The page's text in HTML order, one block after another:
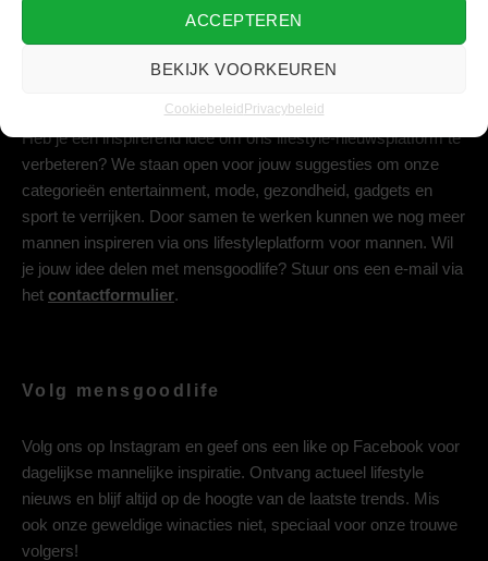
ACCEPTEREN
BEKIJK VOORKEUREN
Cookiebeleid Privacybeleid
Heb je een inspirerend idee om ons lifestyle-nieuwsplatform te
verbeteren? We staan open voor jouw suggesties om onze
categorieën entertainment, mode, gezondheid, gadgets en
sport te verrijken. Door samen te werken kunnen we nog meer
mannen inspireren via ons lifestyleplatform voor mannen. Wil
je jouw idee delen met mensgoodlife? Stuur ons een e-mail via
het contactformulier.
Volg mensgoodlife
Volg ons op Instagram en geef ons een like op Facebook voor
dagelijkse mannelijke inspiratie. Ontvang actueel lifestyle
nieuws en blijf altijd op de hoogte van de laatste trends. Mis
ook onze geweldige winacties niet, speciaal voor onze trouwe
volgers!